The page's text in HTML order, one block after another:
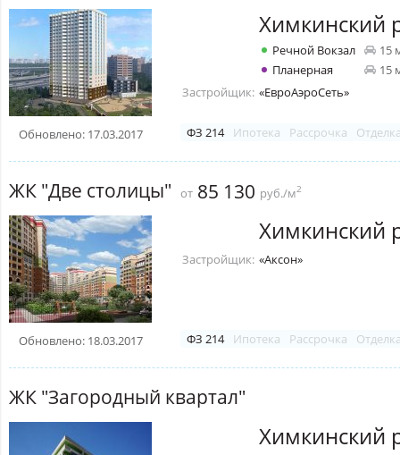
Обновлено: 17.03.2017
Химкинский
Речной Вокзал
15
Планерная
15
Застройщик: «ЕвроАэроСеть»
ФЗ 214 Ипотека Рассрочка
ЖК "Две столицы" от 85 130 руб./м2
Обновлено: 18.03.2017
Химкинский
Застройщик: «Аксон»
ФЗ 214 Ипотека Рассрочка
ЖК "Загородный квартал"
Химкинский